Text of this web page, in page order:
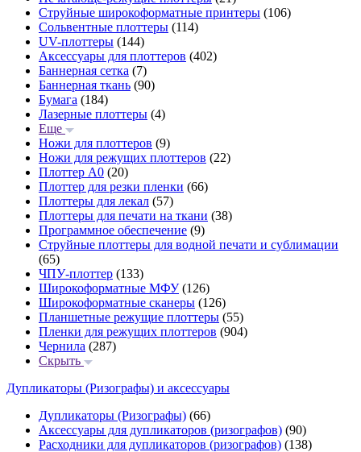
Струйные широкоформатные принтеры (106)
Сольвентные плоттеры (114)
UV-плоттеры (144)
Аксессуары для плоттеров (402)
Баннерная сетка (7)
Баннерная ткань (90)
Бумага (184)
Лазерные плоттеры (4)
Еще
Ножи для плоттеров (9)
Ножи для режущих плоттеров (22)
Плоттер А0 (20)
Плоттер для резки пленки (66)
Плоттеры для лекал (57)
Плоттеры для печати на ткани (38)
Программное обеспечение (9)
Струйные плоттеры для водной печати и сублимации
(65)
ЧПУ-плоттер (133)
Широкоформатные МФУ(126)
Широкоформатные сканеры (126)
Планшетные режущие плоттеры (55)
Пленки для режущих плоттеров (904)
Чернила (287)
Скрыть
Дупликаторы (Ризографы) и аксессуары
Дупликаторы (Ризографы) (66)
Аксессуары для дупликаторов (ризографов) (90)
Расходники для дупликаторов (ризографов) (138)